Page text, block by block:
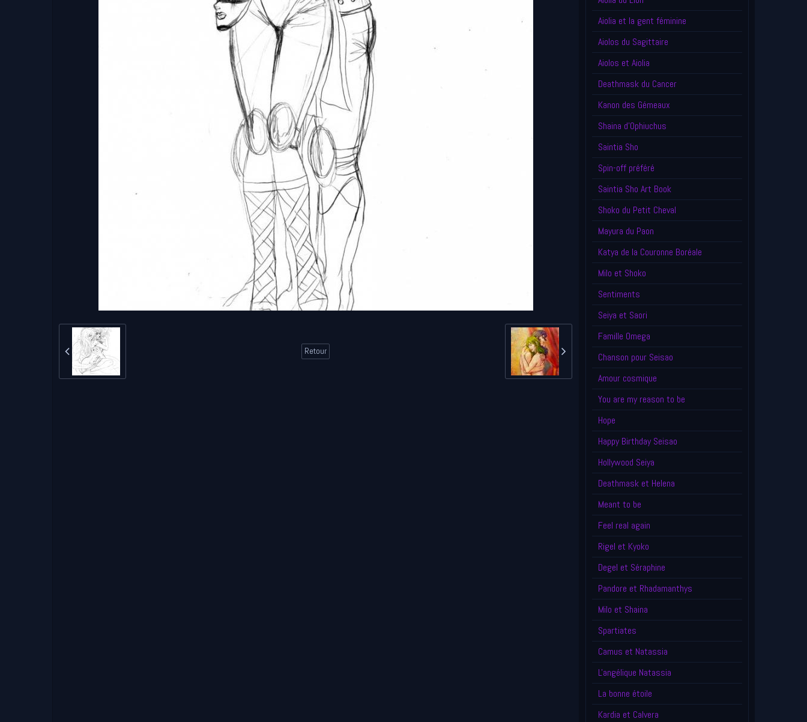
Retour
Aiolia et la gent féminine
Aiolos du Sagittaire
Aiolos et Aiolia
Deathmask du Cancer
Kanon des Gémeaux
Shaina d'Ophiuchus
Saintia Sho
Spin-off préféré
Saintia Sho Art Book
Shoko du Petit Cheval
Mayura du Paon
Katya de la Couronne Boréale
Milo et Shoko
Sentiments
Seiya et Saori
Famille Omega
Chanson pour Seisao
Amour cosmique
You are my reason to be
Hope
Happy Birthday Seisao
Hollywood Seiya
Deathmask et Helena
Meant to be
Feel real again
Rigel et Kyoko
Degel et Séraphine
Pandore et Rhadamanthys
Milo et Shaina
Spartiates
Camus et Natassia
L'angélique Natassia
La bonne étoile
Kardia et Calvera